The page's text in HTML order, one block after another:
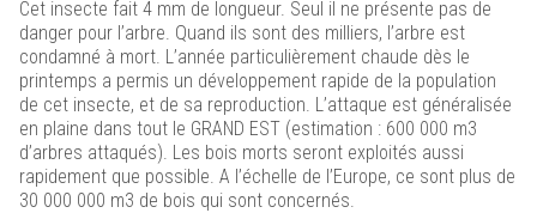
Cet insecte fait 4 mm de longueur. Seul il ne présente pas de
danger pour l’arbre. Quand ils sont des milliers, l’arbre est
condamné à mort. L’année particulièrement chaude dès le
printemps a permis un développement rapide de la population
de cet insecte, et de sa reproduction. L’attaque est généralisée
en plaine dans tout le GRAND EST (estimation : 600 000 m3
d’arbres attaqués). Les bois morts seront exploités aussi
rapidement que possible. A l’échelle de l’Europe, ce sont plus de
30 000 000 m3 de bois qui sont concernés.